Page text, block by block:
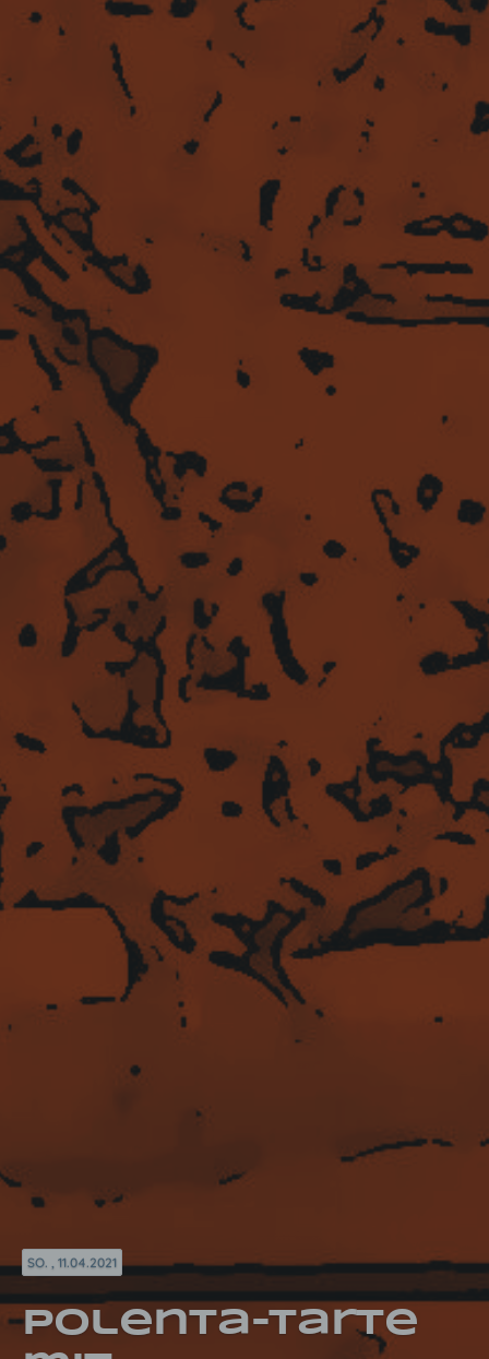
SO. , 11.04.2021
Polenta-Tarte